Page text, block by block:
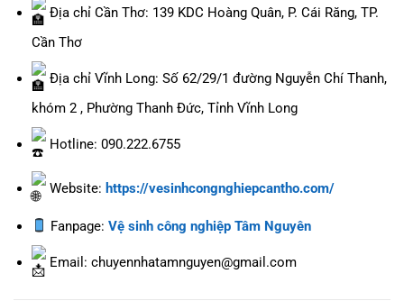
Địa chỉ Cần Thơ: 139 KDC Hoàng Quân, P. Cái Răng, TP.
Cần Thơ
Địa chỉ Vĩnh Long: Số 62/29/1 đường Nguyễn Chí Thanh,
khóm 2 , Phường Thanh Đức, Tỉnh Vĩnh Long
Hotline: 090.222.6755
Website: https://vesinhcongnghiepcantho.com/
Fanpage:Vệ sinh công nghiệp Tâm Nguyên
Email: chuyennhatamnguyen@gmail.com